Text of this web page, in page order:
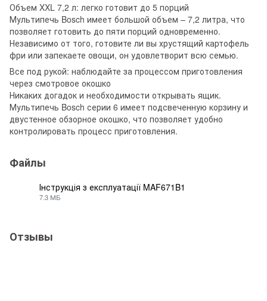
Объем XXL 7,2 л: легко готовит до 5 порций
Мультипечь Bosch имеет большой объем – 7,2 литра, что
позволяет готовить до пяти порций одновременно.
Независимо от того, готовите ли вы хрустящий картофель
фри или запекаете овощи, он удовлетворит всю семью.
Все под рукой: наблюдайте за процессом приготовления
через смотровое окошко
Никаких догадок и необходимости открывать ящик.
Мультипечь Bosch серии 6 имеет подсвеченную корзину и
двустенное обзорное окошко, что позволяет удобно
контролировать процесс приготовления.
Файлы
Інструкція з експлуатації MAF671B1
7.3 МБ
Отзывы